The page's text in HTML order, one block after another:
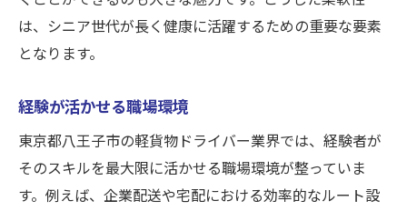
は、シニア世代が長く健康に活躍するための重要な要素
となります。
経験が活かせる職場環境
東京都八王子市の軽貨物ドライバー業界では、経験者が
そのスキルを最大限に活かせる職場環境が整っていま
す。例えば、企業配送や宅配における効率的なルート設